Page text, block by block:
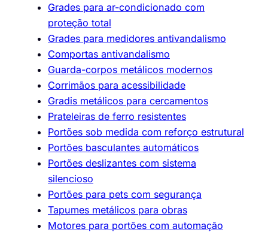
Grades para ar-condicionado com
proteção total
Grades para medidores antivandalismo
Comportas antivandalismo
Guarda-corpos metálicos modernos
Corrimãos para acessibilidade
Gradis metálicos para cercamentos
Prateleiras de ferro resistentes
Portões sob medida com reforço estrutural
Portões basculantes automáticos
Portões deslizantes com sistema
silencioso
Portões para pets com segurança
Tapumes metálicos para obras
Motores para portões com automação